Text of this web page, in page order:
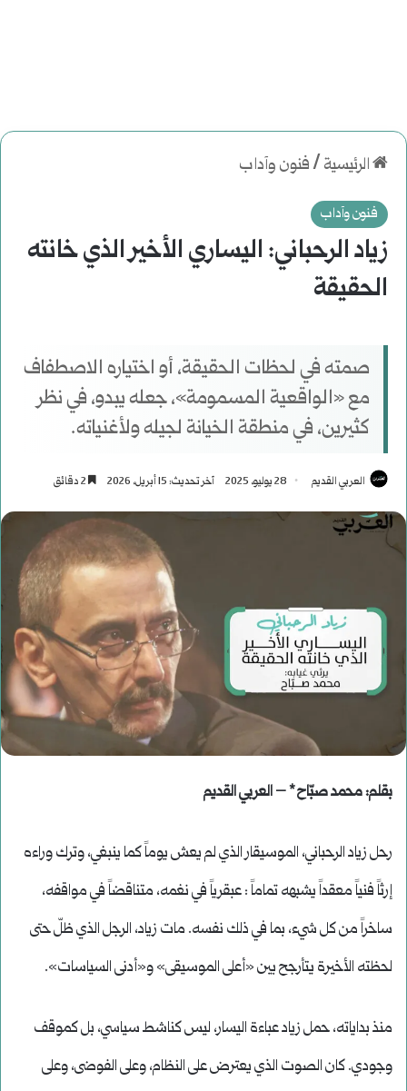
الرئيسية /فنون وآداب
فنون وآداب
زياد الرحباني: اليساري الأخير الذي خانته
الحقيقة
صمته في لحظات الحقيقة، أو اختياره الاصطفاف
مع «الواقعية المسمومة»، جعله يبدو، في نظر
كثيرين، في منطقة الخيانة لجيله ولأغنياته.
العربي القديم 28 يوليو، 2025 آخر تحديث: 15 أبريل، 2026
بقلم: محمد صبّاح * – العربي القديم
رحل زياد الرحباني، الموسيقار الذي لم يعش يوماً كما ينبغي، وترك وراءه
إرثاً فنياً معقداً يشبهه تماماً : عبقرياً في نغمه، متناقضاً في مواقفه،
ساخراً من كل شيء، بما في ذلك نفسه. مات زياد، الرجل الذي ظلّ حتى
لحظته الأخيرة يتأرجح بين «أعلى الموسيقى» و«أدنى السياسات».
منذ بداياته، حمل زياد عباءة اليسار، ليس كناشط سياسي، بل كموقف
وجودي. كان الصوت الذي يعترض على النظام، وعلى الفوضى، وعلى